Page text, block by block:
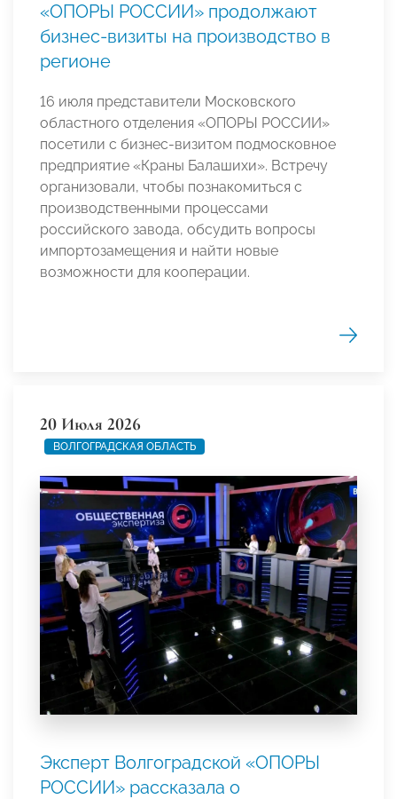
«ОПОРЫ РОССИИ» продолжают
бизнес-визиты на производство в
регионе
16 июля представители Московского
областного отделения «ОПОРЫ РОССИИ»
посетили с бизнес-визитом подмосковное
предприятие «Краны Балашихи». Встречу
организовали, чтобы познакомиться с
производственными процессами
российского завода, обсудить вопросы
импортозамещения и найти новые
возможности для кооперации.
20 Июля 2026
ВОЛГОГРАДСКАЯ ОБЛАСТЬ
Эксперт Волгоградской «ОПОРЫ
РОССИИ» рассказала о